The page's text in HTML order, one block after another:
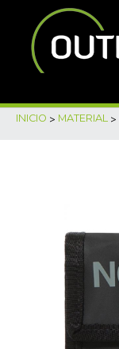
INICIO > MATERIAL >